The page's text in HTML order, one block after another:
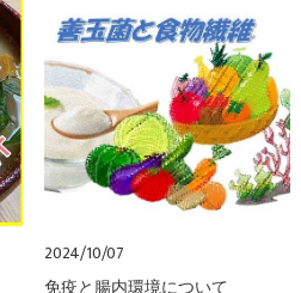
2024/10/07